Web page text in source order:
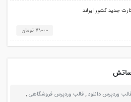
جدید کشور ایرلند
79000 تومان
وردپرس دانلود,قالب وردپرس فروشگاهی ,